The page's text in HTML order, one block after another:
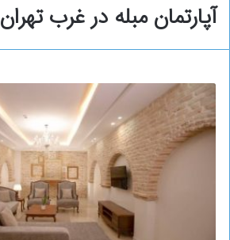
آپارتمان مبله در غرب تهران